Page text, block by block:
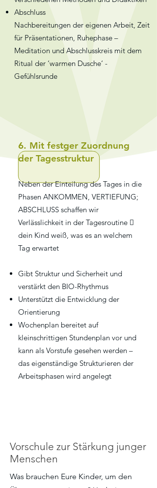
Abschluss
Nachbereitungen der eigenen Arbeit, Zeit
für Präsentationen, Ruhephase –
Meditation und Abschlusskreis mit dem
Ritual der ‘warmen Dusche‘ -
Gefühlsrunde
6. Mit festger Zuordnung
der Tagesstruktur
Neben der Einteilung des Tages in die
Phasen ANKOMMEN, VERTIEFUNG;
ABSCHLUSS schaffen wir
Verlässlichkeit in der Tagesroutine 
dein Kind weiß, was es an welchem
Tag erwartet
Gibt Struktur und Sicherheit und
verstärkt den BIO-Rhythmus
Unterstützt die Entwicklung der
Orientierung
Wochenplan bereitet auf
kleinschrittigen Stundenplan vor und
kann als Vorstufe gesehen werden –
das eigenständige Strukturieren der
Arbeitsphasen wird angelegt
Vorschule zur Stärkung junger
Menschen
Was brauchen Eure Kinder, um den